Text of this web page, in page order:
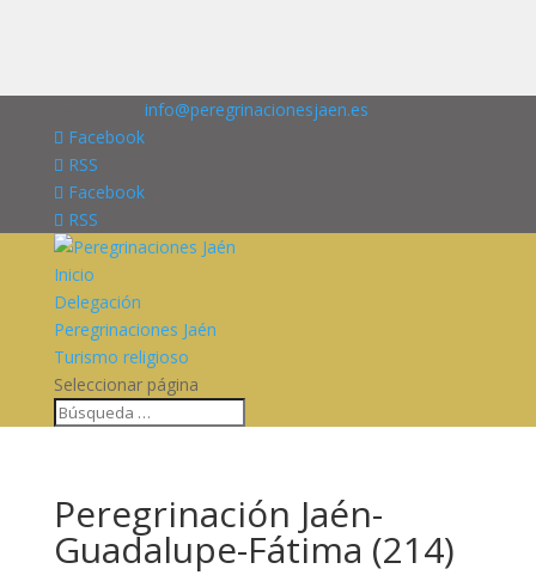
info@peregrinacionesjaen.es
Facebook
RSS
Facebook
RSS
Inicio
Delegación
Peregrinaciones Jaén
Turismo religioso
Seleccionar página
Peregrinación Jaén-
Guadalupe-Fátima (214)